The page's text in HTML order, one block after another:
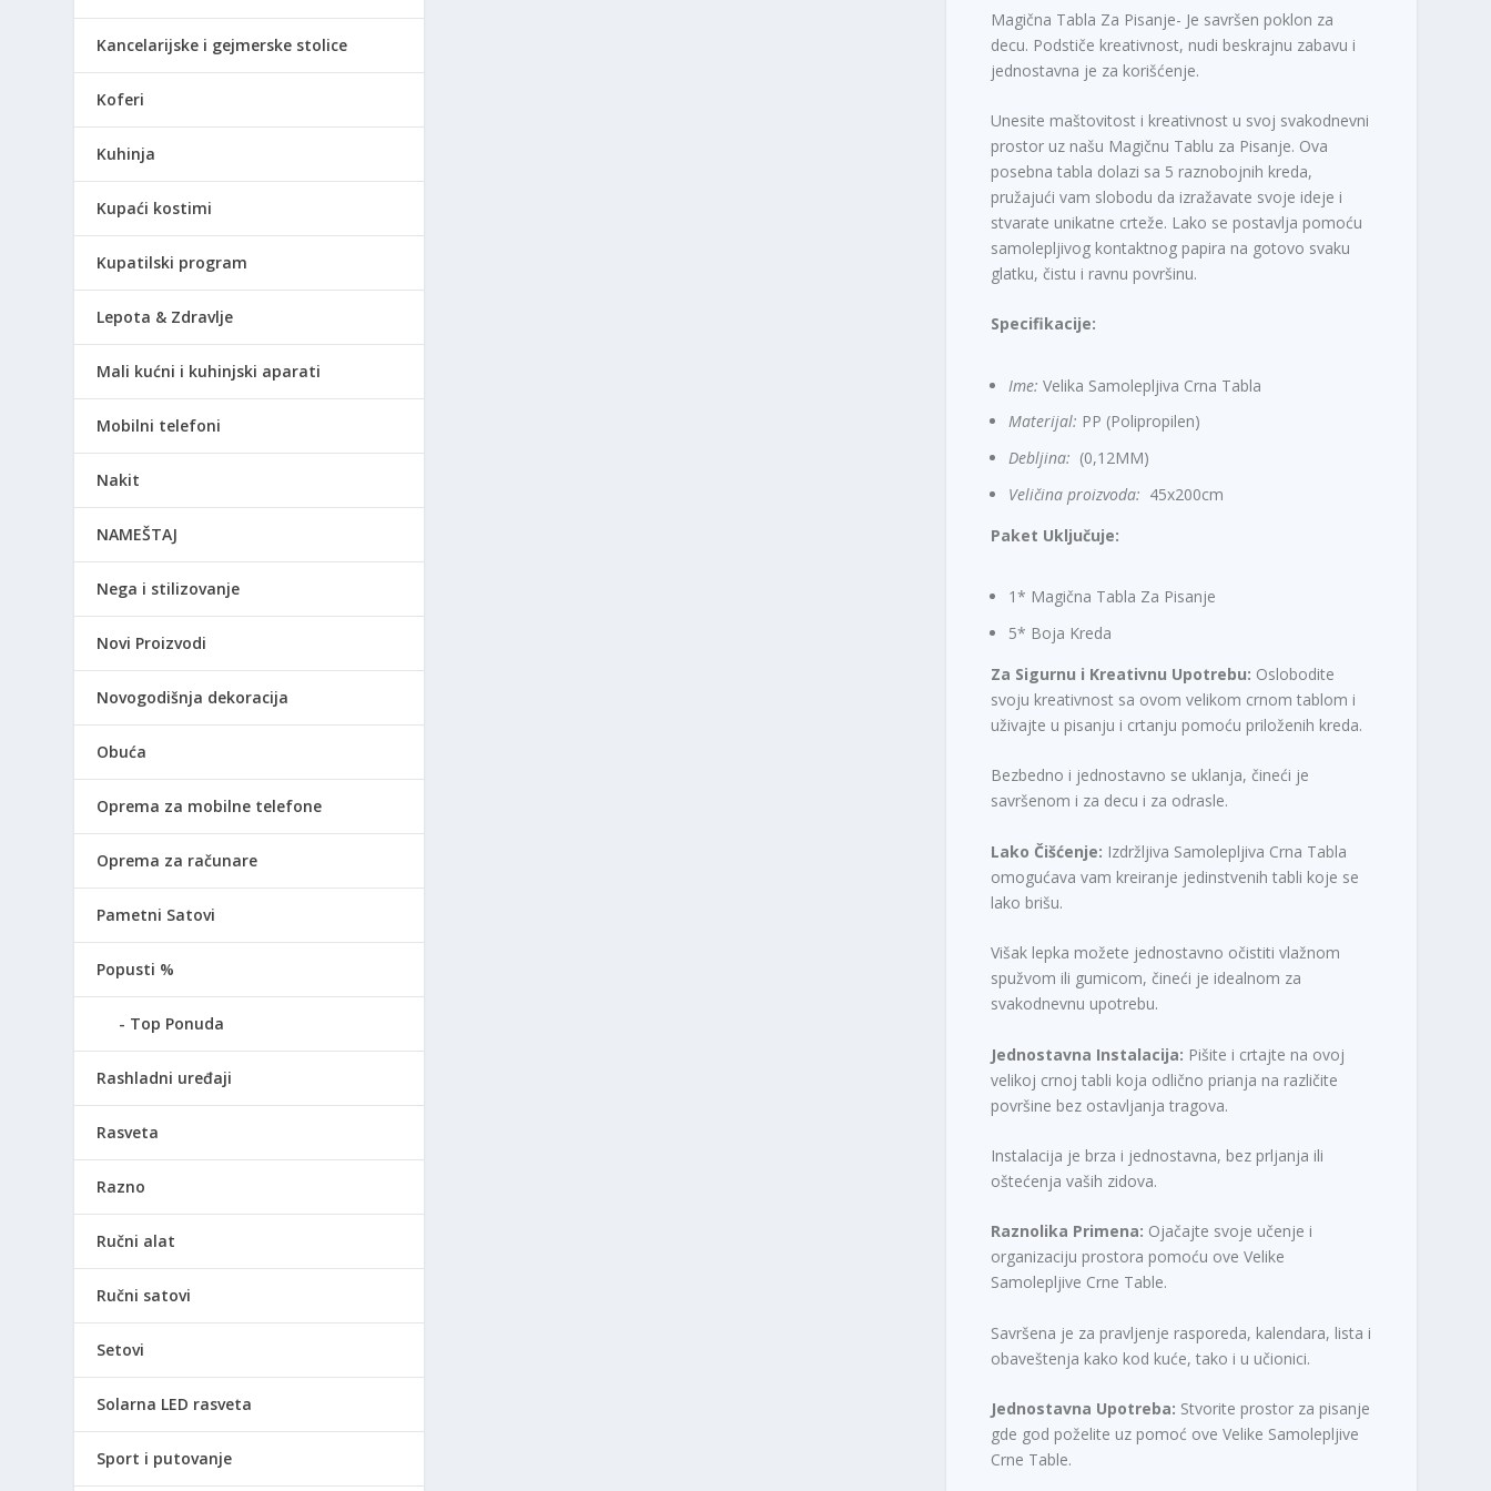
.
0
,
0
0
R
S
D
Magična Tabla Za Pisanje- Je savršen poklon za
decu. Podstiče kreativnost, nudi beskrajnu zabavu i
jednostavna je za korišćenje.
Unesite maštovitost i kreativnost u svoj svakodnevni
prostor uz našu Magičnu Tablu za Pisanje. Ova
posebna tabla dolazi sa 5 raznobojnih kreda,
pružajući vam slobodu da izražavate svoje ideje i
stvarate unikatne crteže. Lako se postavlja pomoću
samolepljivog kontaktnog papira na gotovo svaku
glatku, čistu i ravnu površinu.
Specifikacije:
Ime: Velika Samolepljiva Crna Tabla
Materijal: PP (Polipropilen)
Debljina: (0,12MM)
Veličina proizvoda: 45x200cm
Paket Uključuje:
1* Magična Tabla Za Pisanje
5* Boja Kreda
Za Sigurnu i Kreativnu Upotrebu: Oslobodite
svoju kreativnost sa ovom velikom crnom tablom i
uživajte u pisanju i crtanju pomoću priloženih kreda.
Bezbedno i jednostavno se uklanja, čineći je
savršenom i za decu i za odrasle.
Lako Čišćenje: Izdržljiva Samolepljiva Crna Tabla
omogućava vam kreiranje jedinstvenih tabli koje se
lako brišu.
Višak lepka možete jednostavno očistiti vlažnom
spužvom ili gumicom, čineći je idealnom za
svakodnevnu upotrebu.
Jednostavna Instalacija: Pišite i crtajte na ovoj
velikoj crnoj tabli koja odlično prianja na različite
površine bez ostavljanja tragova.
Instalacija je brza i jednostavna, bez prljanja ili
oštećenja vaših zidova.
Raznolika Primena: Ojačajte svoje učenje i
organizaciju prostora pomoću ove Velike
Samolepljive Crne Table.
Savršena je za pravljenje rasporeda, kalendara, lista i
obaveštenja kako kod kuće, tako i u učionici.
Jednostavna Upotreba: Stvorite prostor za pisanje
gde god poželite uz pomoć ove Velike Samolepljive
Crne Table.
Kancelarijske i gejmerske stolice
Koferi
Kuhinja
Kupaći kostimi
Kupatilski program
Lepota & Zdravlje
Mali kućni i kuhinjski aparati
Mobilni telefoni
Nakit
NAMEŠTAJ
Nega i stilizovanje
Novi Proizvodi
Novogodišnja dekoracija
Obuća
Oprema za mobilne telefone
Oprema za računare
Pametni Satovi
Popusti %
Top Ponuda
Rashladni uređaji
Rasveta
Razno
Ručni alat
Ručni satovi
Setovi
Solarna LED rasveta
Sport i putovanje